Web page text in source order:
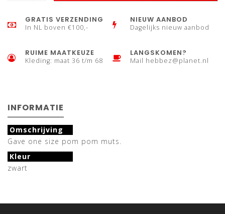
GRATIS VERZENDING
In NL boven €100,-
NIEUW AANBOD
Dagelijks nieuw aanbod
RUIME MAATKEUZE
Kleding: maat 36 t/m 68
LANGSKOMEN?
Mail hebbez@planet.nl
INFORMATIE
Omschrijving
Gave one size pom pom muts.
Kleur
zwart